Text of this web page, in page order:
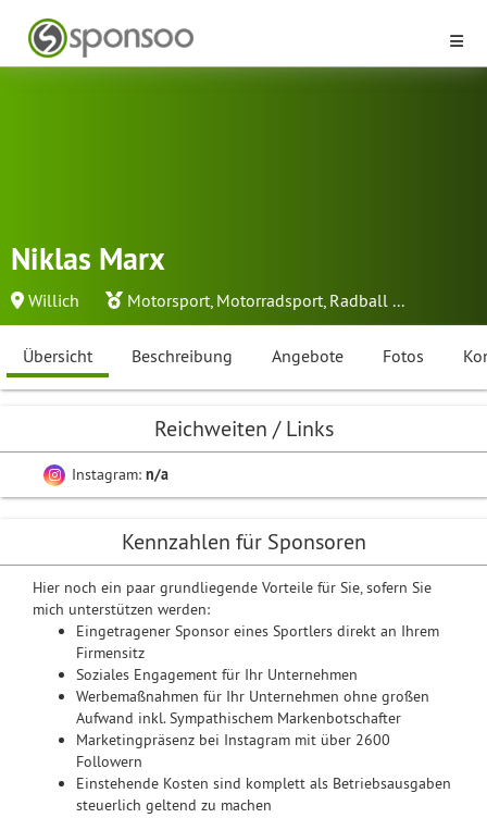
Niklas Marx
Willich Motorsport, Motorradsport, Radball ...
Übersicht Beschreibung Angebote Fotos
Reichweiten / Links
Instagram: n/a
Kennzahlen für Sponsoren
Hier noch ein paar grundliegende Vorteile für Sie, sofern Sie
mich unterstützen werden:
Eingetragener Sponsor eines Sportlers direkt an Ihrem
Firmensitz
Soziales Engagement für Ihr Unternehmen
Werbemaßnahmen für Ihr Unternehmen ohne großen
Aufwand inkl. Sympathischem Markenbotschafter
Marketingpräsenz bei Instagram mit über 2600
Followern
Einstehende Kosten sind komplett als Betriebsausgaben
steuerlich geltend zu machen